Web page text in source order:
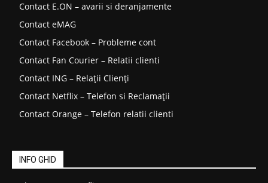
Contact E.ON – avarii si deranjamente
Contact eMAG
Contact Facebook – Probleme cont
Contact Fan Courier – Relatii clienti
Contact ING – Relații Clienți
Contact Netflix – Telefon si Reclamații
Contact Orange – Telefon relatii clienti
INFO GHID